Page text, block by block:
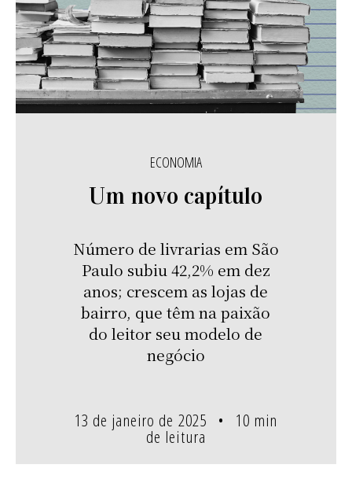
ECONOMIA
Um novo capítulo
Número de livrarias em São
Paulo subiu 42,2% em dez
anos; crescem as lojas de
bairro, que têm na paixão
do leitor seu modelo de
negócio
13 de janeiro de 2025 10 min
de leitura